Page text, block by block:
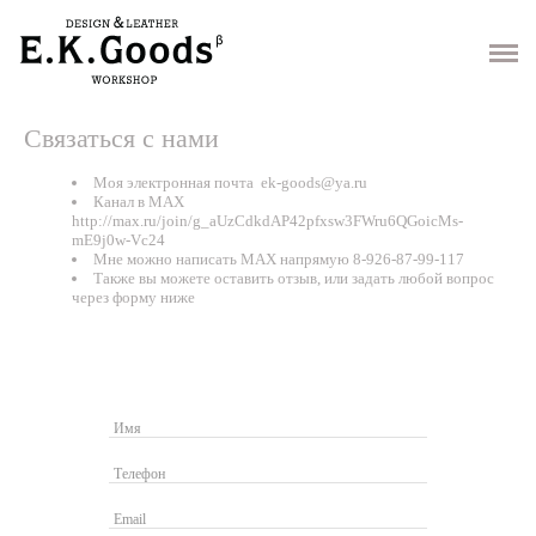
Интернет-магазин
Как мы работаем
Контакты
Связаться с нами
Моя электронная почта ek-goods@ya.ru
Канал в МАХ
http://max.ru/join/g_aUzCdkdAP42pfxsw3FWru6QGoicMs-
mE9j0w-Vc24
Мне можно написать МАХ напрямую 8-926-87-99-117
Также вы можете оставить отзыв, или задать любой вопрос
через форму ниже